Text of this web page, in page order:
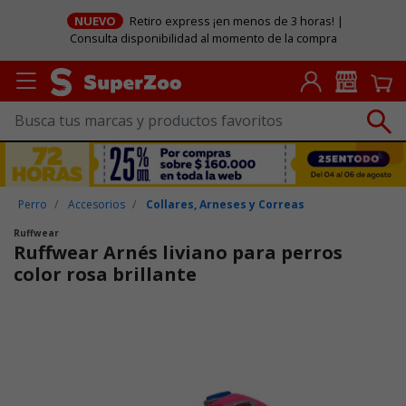
NUEVO
Retiro express ¡en menos de 3 horas! |
Consulta disponibilidad al momento de la compra
Perro Accesorios Collares, Arneses y Correas
Ruffwear
Ruffwear Arnés liviano para perros
color rosa brillante